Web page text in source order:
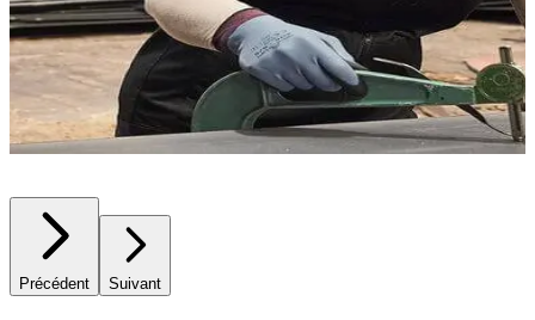
Précédent Suivant